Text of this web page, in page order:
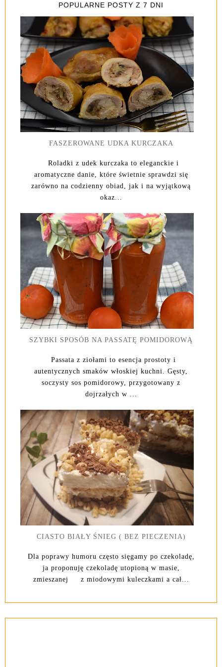
POPULARNE POSTY Z 7 DNI
FASZEROWANE UDKA KURCZAKA
Roladki z udek kurczaka to eleganckie i
aromatyczne danie, które świetnie sprawdzi się
zarówno na codzienny obiad, jak i na wyjątkową
okaz...
SZYBKI SPOSÓB NA PASSATĘ POMIDOROWĄ
Passata z ziołami to esencja prostoty i
autentycznych smaków włoskiej kuchni. Gęsty,
soczysty sos pomidorowy, przygotowany z
dojrzałych w ...
CIASTO BIAŁY ŚNIEG ( BEZ PIECZENIA)
Dla poprawy humoru często sięgamy po czekoladę,
ja proponuję czekoladę utopioną w masie,
zmieszanej z miodowymi kuleczkami a cał...